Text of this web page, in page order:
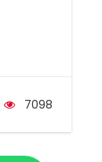
7098